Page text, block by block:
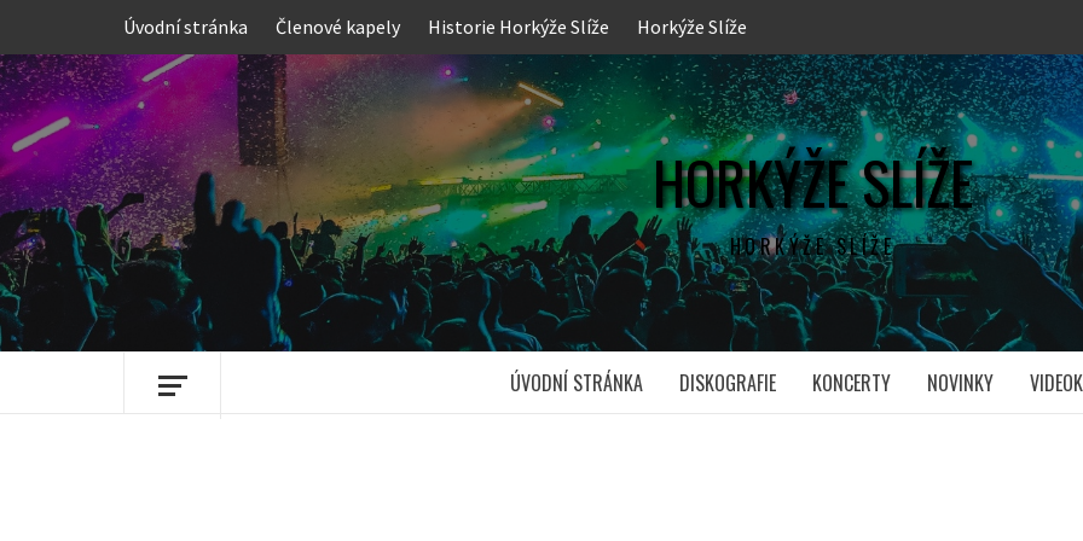
content
Úvodní stránka Členové kapely Historie Horkýže Slíže Horkýže Slíže
HORKÝŽE SLÍŽE
HORKÝŽE SLÍŽE
ÚVODNÍ STRÁNKA DISKOGRAFIE KONCERTY NOVINKY